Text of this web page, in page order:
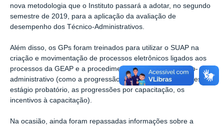
nova metodologia que o Instituto passará a adotar, no segundo
semestre de 2019, para a aplicação da avaliação de
desempenho dos Técnico-Administrativos.
Além disso, os GPs foram treinados para utilizar o SUAP na
criação e movimentação de processos eletrônicos ligados aos
processos da GEAP e a procedimentos de pessoal técnico-
administrativo (como a progressão por mérito, as avaliações de
estágio probatório, as progressões por capacitação, os
incentivos à capacitação).
Na ocasião, ainda foram repassadas informações sobre a